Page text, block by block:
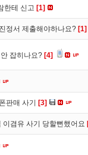
한테 신고 [1]
정서 제출해야하나요? [1]
잡히나요? [4]
판매 사기 [3]
이겸유 사기 당할뻔했어요